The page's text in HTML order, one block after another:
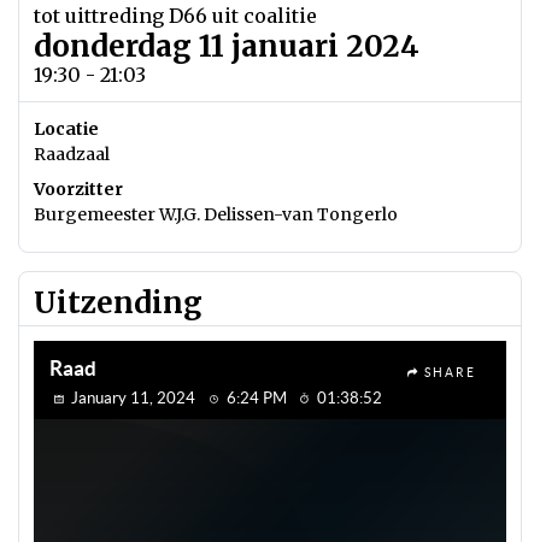
tot uittreding D66 uit coalitie
donderdag 11 januari 2024
19:30 - 21:03
Locatie
Raadzaal
Voorzitter
Burgemeester W.J.G. Delissen-van Tongerlo
Uitzending